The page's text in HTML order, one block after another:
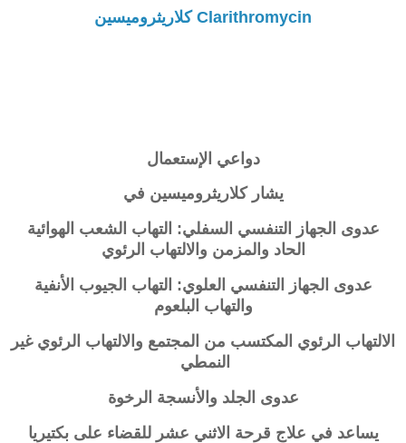
Clarithromycin كلاريثروميسين
دواعي الإستعمال
يشار كلاريثروميسين في
عدوى الجهاز التنفسي السفلي: التهاب الشعب الهوائية
الحاد والمزمن والالتهاب الرئوي
عدوى الجهاز التنفسي العلوي: التهاب الجيوب الأنفية
والتهاب البلعوم
الالتهاب الرئوي المكتسب من المجتمع والالتهاب الرئوي غير
النمطي
عدوى الجلد والأنسجة الرخوة
يساعد في علاج قرحة الاثني عشر للقضاء على بكتيريا